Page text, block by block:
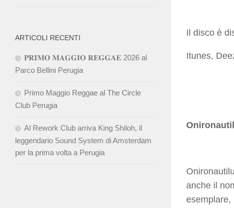
Il disco è
Itunes,
anche il
esemplare,
ARTICOLI RECENTI
𝐏𝐑𝐈𝐌𝐎 𝐌𝐀𝐆𝐆𝐈𝐎 𝐑𝐄𝐆𝐆𝐀𝐄 2026 al
Parco Bellini Perugia
Primo Maggio Reggae al The Circle
Club Perugia
Al Rework Club arriva King Shiloh, il
leggendario Sound System di Amsterdam
per la prima volta a Perugia